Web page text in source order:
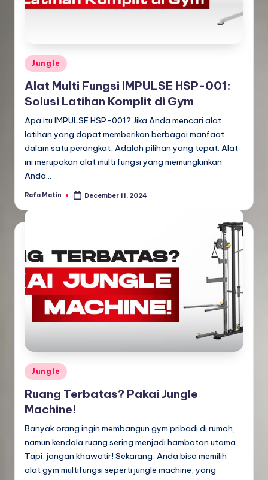
Posted
in
Jungle
Alat Multi Fungsi IMPULSE HSP-001:
Solusi Latihan Komplit di Gym
Apa itu IMPULSE HSP-001? Jika Anda mencari alat
latihan yang dapat memberikan berbagai manfaat
dalam satu perangkat, Adalah pilihan yang tepat. Alat
ini merupakan alat multi fungsi yang memungkinkan
Anda…
Posted
Rafa Matin December 11, 2024
Posted
in
Jungle
Ruang Terbatas? Pakai Jungle
Machine!
Banyak orang ingin membangun gym pribadi di rumah,
namun kendala ruang sering menjadi hambatan utama.
Tapi, jangan khawatir! Sekarang, Anda bisa memilih
alat gym multifungsi seperti jungle machine, yang